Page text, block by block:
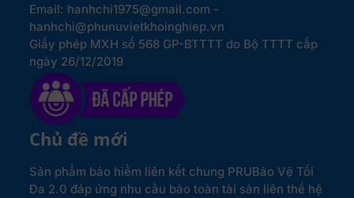
Email: hanhchi1975@gmail.com -
hanhchi@phunuvietkhoinghiep.vn
Giấy phép MXH số 568 GP-BTTTT do Bộ TTTT cấp
ngày 26/12/2019
Chủ đề mới
Sản phẩm bảo hiểm liên kết chung PRUBảo Vệ Tối
Đa 2.0 đáp ứng nhu cầu bảo toàn tài sản liên thế hệ